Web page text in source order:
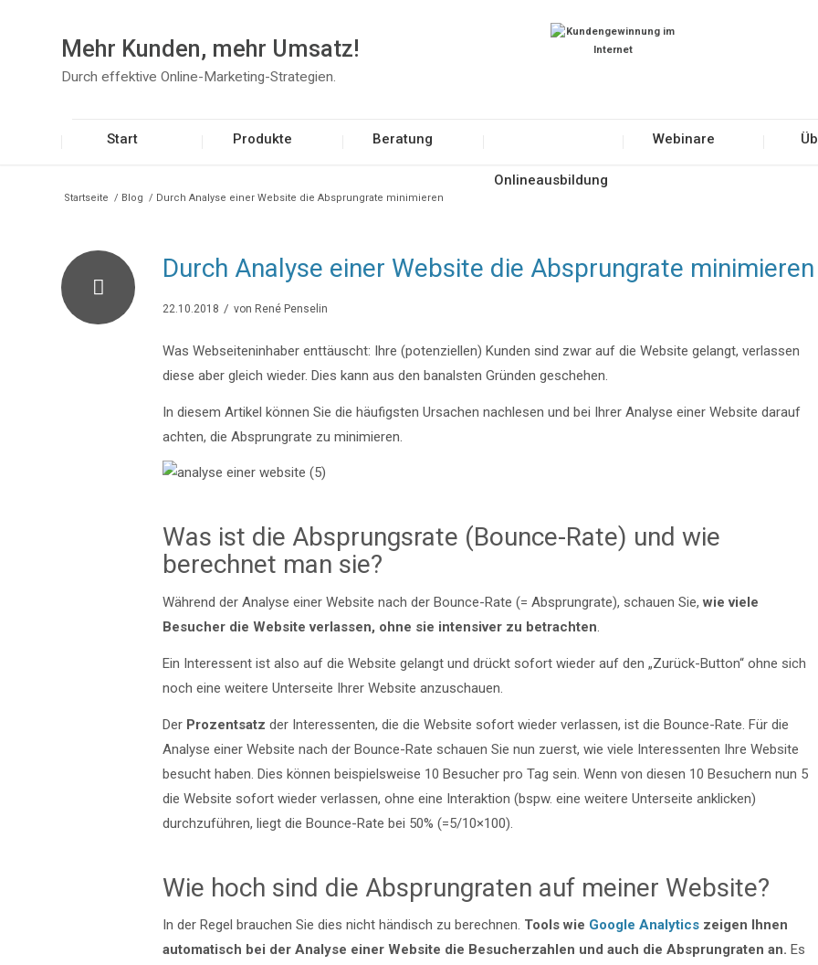
Mehr Kunden, mehr Umsatz!
Durch effektive Online-Marketing-Strategien.
Start Produkte Beratung
Onlineausbildung
Webinare
Startseite / Blog / Durch Analyse einer Website die Absprungrate minimieren
Durch Analyse einer Website die Absprungrate minimieren
22.10.2018 / von René Penselin
Was Webseiteninhaber enttäuscht: Ihre (potenziellen) Kunden sind zwar auf die Website gelangt, verlassen
diese aber gleich wieder. Dies kann aus den banalsten Gründen geschehen.
In diesem Artikel können Sie die häufigsten Ursachen nachlesen und bei Ihrer Analyse einer Website darauf
achten, die Absprungrate zu minimieren.
Was ist die Absprungsrate (Bounce-Rate) und wie
berechnet man sie?
Während der Analyse einer Website nach der Bounce-Rate (= Absprungrate), schauen Sie,wie viele
Besucher die Website verlassen, ohne sie intensiver zu betrachten.
Ein Interessent ist also auf die Website gelangt und drückt sofort wieder auf den „Zurück-Button“ ohne sich
noch eine weitere Unterseite Ihrer Website anzuschauen.
Der Prozentsatz der Interessenten, die die Website sofort wieder verlassen, ist die Bounce-Rate. Für die
Analyse einer Website nach der Bounce-Rate schauen Sie nun zuerst, wie viele Interessenten Ihre Website
besucht haben. Dies können beispielsweise 10 Besucher pro Tag sein. Wenn von diesen 10 Besuchern nun 5
die Website sofort wieder verlassen, ohne eine Interaktion (bspw. eine weitere Unterseite anklicken)
durchzuführen, liegt die Bounce-Rate bei 50% (=5/10×100).
Wie hoch sind die Absprungraten auf meiner Website?
In der Regel brauchen Sie dies nicht händisch zu berechnen. Tools wie Google Analytics zeigen Ihnen
automatisch bei der Analyse einer Website die Besucherzahlen und auch die Absprungraten an. Es